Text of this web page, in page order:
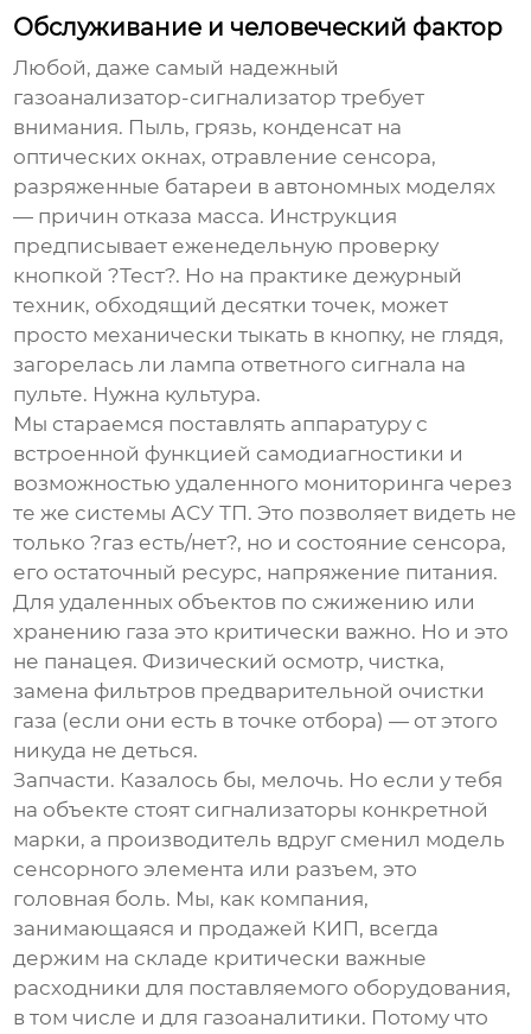
Обслуживание и человеческий фактор
Любой, даже самый надежный
газоанализатор-сигнализатор требует
внимания. Пыль, грязь, конденсат на
оптических окнах, отравление сенсора,
разряженные батареи в автономных моделях
— причин отказа масса. Инструкция
предписывает еженедельную проверку
кнопкой ?Тест?. Но на практике дежурный
техник, обходящий десятки точек, может
просто механически тыкать в кнопку, не глядя,
загорелась ли лампа ответного сигнала на
пульте. Нужна культура.
Мы стараемся поставлять аппаратуру с
встроенной функцией самодиагностики и
возможностью удаленного мониторинга через
те же системы АСУ ТП. Это позволяет видеть не
только ?газ есть/нет?, но и состояние сенсора,
его остаточный ресурс, напряжение питания.
Для удаленных объектов по сжижению или
хранению газа это критически важно. Но и это
не панацея. Физический осмотр, чистка,
замена фильтров предварительной очистки
газа (если они есть в точке отбора) — от этого
никуда не деться.
Запчасти. Казалось бы, мелочь. Но если у тебя
на объекте стоят сигнализаторы конкретной
марки, а производитель вдруг сменил модель
сенсорного элемента или разъем, это
головная боль. Мы, как компания,
занимающаяся и продажей КИП, всегда
держим на складе критически важные
расходники для поставляемого оборудования,
в том числе и для газоаналитики. Потому что